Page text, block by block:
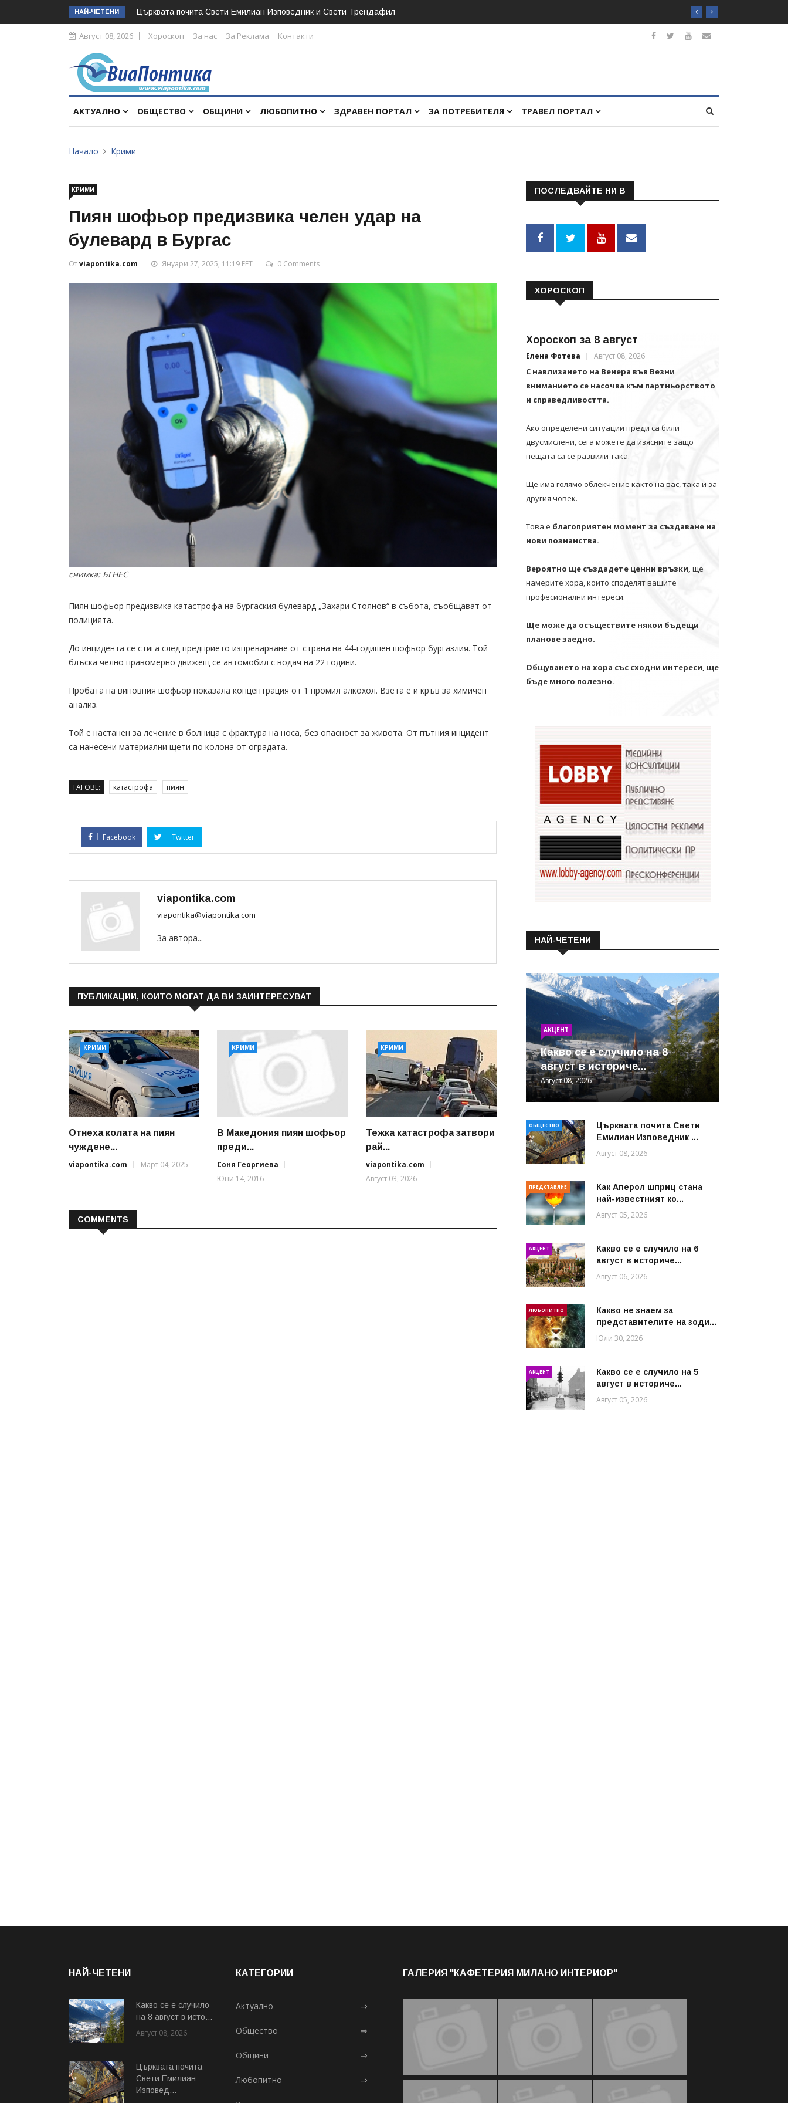
НАЙ-ЧЕТЕНИ Църквата почита Свeти Емилиан Изповедник и Свети Трендафил
Август 08, 2026 Хороскоп За нас За Реклама Контакти
АКТУАЛНО ОБЩЕСТВО ОБЩИНИ ЛЮБОПИТНО ЗДРАВЕН ПОРТАЛ ЗА ПОТРЕБИТЕЛЯ ТРАВЕЛ ПОРТАЛ
Начало Крими
КРИМИ
Пиян шофьор предизвика челен удар на
булевард в Бургас
Отviapontika.com Януари 27, 2025, 11:19 EET 0 Comments
снимка: БГНЕС
Пиян шофьор предизвика катастрофа на бургаския булевард „Захари Стоянов“ в събота, съобщават от
полицията.
До инцидента се стига след предприето изпреварване от страна на 44-годишен шофьор бургазлия. Той
блъска челно правомерно движещ се автомобил с водач на 22 години.
Пробата на виновния шофьор показала концентрация от 1 промил алкохол. Взета е и кръв за химичен
анализ.
Той е настанен за лечение в болница с фрактура на носа, без опасност за живота. От пътния инцидент
са нанесени материални щети по колона от оградата.
ТАГОВЕ: катастрофа пиян
Facebook Twitter
viapontika.com
viapontika@viapontika.com
За автора...
ПУБЛИКАЦИИ, КОИТО МОГАТ ДА ВИ ЗАИНТЕРЕСУВАТ
КРИМИ
Отнеха колата на пиян
чуждене...
viapontika.com
Март 04, 2025
КРИМИ
В Македония пиян шофьор
преди...
Соня Георгиева
Юни 14, 2016
КРИМИ
Тежка катастрофа затвори
рай...
viapontika.com
Август 03, 2026
COMMENTS
ПОСЛЕДВАЙТЕ НИ В
ХОРОСКОП
Хороскоп за 8 август
Елена Фотева Август 08, 2026
С навлизането на Венера във Везни
вниманието се насочва към партньорството
и справедливостта.
Ако определени ситуации преди са били
двусмислени, сега можете да изясните защо
нещата са се развили така.
Ще има голямо облекчение както на вас, така и за
другия човек.
Това е благоприятен момент за създаване на
нови познанства.
Вероятно ще създадете ценни връзки, ще
намерите хора, които споделят вашите
професионални интереси.
Ще може да осъществите някои бъдещи
планове заедно.
Общуването на хора със сходни интереси, ще
бъде много полезно.
НАЙ-ЧЕТЕНИ
АКЦЕНТ
Какво се е случило на 8
август в историче...
Август 08, 2026
ОБЩЕСТВО
Църквата почита Свeти
Емилиан Изповедник ...
Август 08, 2026
ПРЕДСТАВЯНЕ
Как Аперол шприц стана
най-известният ко...
Август 05, 2026
АКЦЕНТ
Какво се е случило на 6
август в историче...
Август 06, 2026
ЛЮБОПИТНО
Какво не знаем за
представителите на зоди...
Юли 30, 2026
АКЦЕНТ
Какво се е случило на 5
август в историче...
Август 05, 2026
НАЙ-ЧЕТЕНИ
Какво се е случило
на 8 август в исто...
Август 08, 2026
Църквата почита
Свeти Емилиан
Изповед...
КАТЕГОРИИ
Актуално ⇒
Общество ⇒
Общини ⇒
Любопитно ⇒
ГАЛЕРИЯ "КАФЕТЕРИЯ МИЛАНО ИНТЕРИОР"